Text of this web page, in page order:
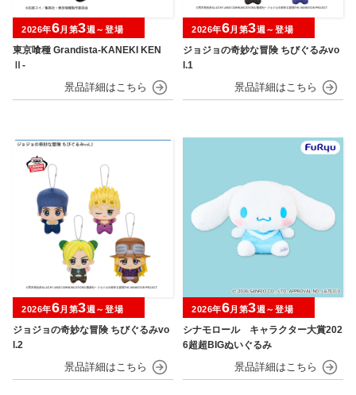
東京喰種 Grandista-KANEKI KEN
Ⅱ-
2026年6月第3週～登場
ジョジョの奇妙な冒険 ちびぐるみvo
l.1
2026年6月第3週～登場
ジョジョの奇妙な冒険 ちびぐるみvo
l.2
2026年6月第3週～登場
シナモロール キャラクター大賞202
6超超BIGぬいぐるみ
2026年6月第3週～登場